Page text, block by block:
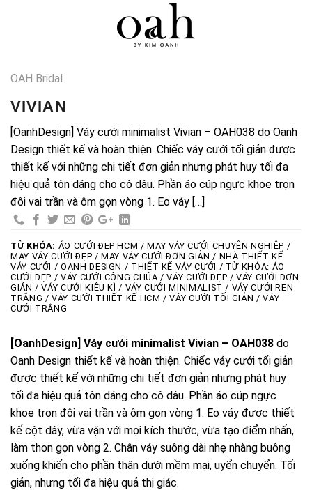
OAH Bridal
VIVIAN
[OanhDesign] Váy cưới minimalist Vivian – OAH038 do Oanh
Design thiết kế và hoàn thiện. Chiếc váy cưới tối giản được
thiết kế với những chi tiết đơn giản nhưng phát huy tối đa
hiệu quả tôn dáng cho cô dâu. Phần áo cúp ngực khoe trọn
đôi vai trần và ôm gọn vòng 1. Eo váy […]
TỪ KHÓA: ÁO CƯỚI ĐẸP HCM / MAY VÁY CƯỚI CHUYÊN NGHIỆP /
MAY VÁY CƯỚI ĐẸP / MAY VÁY CƯỚI ĐƠN GIẢN / NHÀ THIẾT KẾ
VÁY CƯỚI / OANH DESIGN / THIẾT KẾ VÁY CƯỚI / TỪ KHÓA: ÁO
CƯỚI ĐẸP / VÁY CƯỚI CÔNG CHÚA / VÁY CƯỚI ĐẸP / VÁY CƯỚI ĐƠN
GIẢN / VÁY CƯỚI KIÊU KÌ / VÁY CƯỚI MINIMALIST / VÁY CƯỚI REN
TRẮNG / VÁY CƯỚI THIẾT KẾ HCM / VÁY CƯỚI TỐI GIẢN / VÁY
CƯỚI TRẮNG
[OanhDesign] Váy cưới minimalist Vivian – OAH038 do
Oanh Design thiết kế và hoàn thiện. Chiếc váy cưới tối giản
được thiết kế với những chi tiết đơn giản nhưng phát huy
tối đa hiệu quả tôn dáng cho cô dâu. Phần áo cúp ngực
khoe trọn đôi vai trần và ôm gọn vòng 1. Eo váy được thiết
kế cột dây, vừa vặn với mọi kích thước, vừa tạo điểm nhấn,
làm thon gọn vòng 2. Chân váy suông dài nhẹ nhàng buông
xuống khiến cho phần thân dưới mềm mại, uyển chuyển. Tối
giản, nhưng tối đa hiệu quả thị giác.